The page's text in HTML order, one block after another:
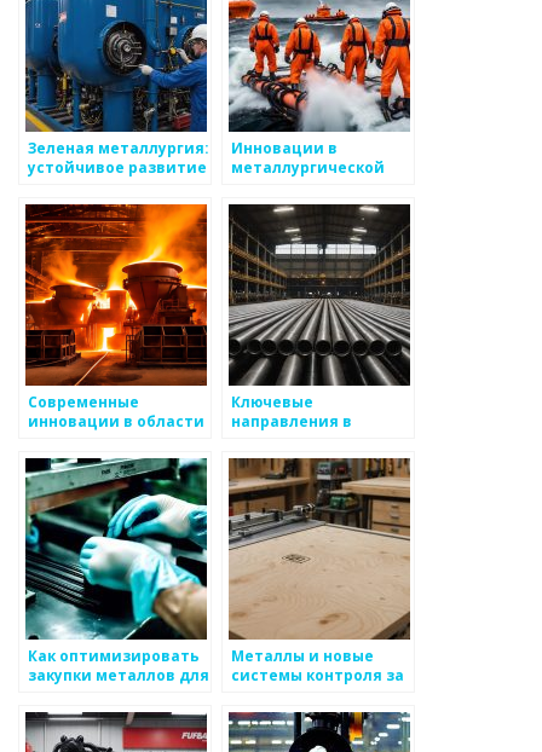
Зеленая металлургия:
устойчивое развитие
Инновации в
металлургической
Современные
инновации в области
Ключевые
направления в
искать идеи
Как оптимизировать
закупки металлов для
Металлы и новые
системы контроля за
производства